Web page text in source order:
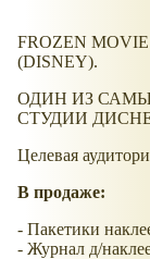
FROZEN
(DISNEY).
ОДИН ИЗ
СТУДИИ
Целевая
В продаже:
- Пакетики
- Журнал д/